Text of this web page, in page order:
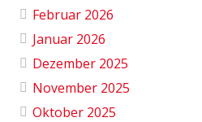
Februar 2026
Januar 2026
Dezember 2025
November 2025
Oktober 2025